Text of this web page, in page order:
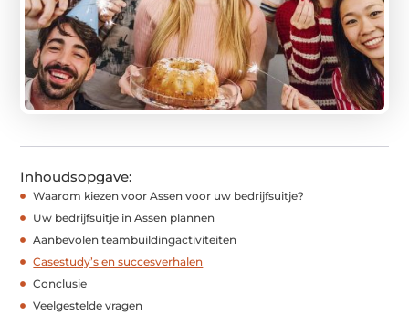
Inhoudsopgave:
Waarom kiezen voor Assen voor uw bedrijfsuitje?
Uw bedrijfsuitje in Assen plannen
Aanbevolen teambuildingactiviteiten
Casestudy’s en succesverhalen
Conclusie
Veelgestelde vragen